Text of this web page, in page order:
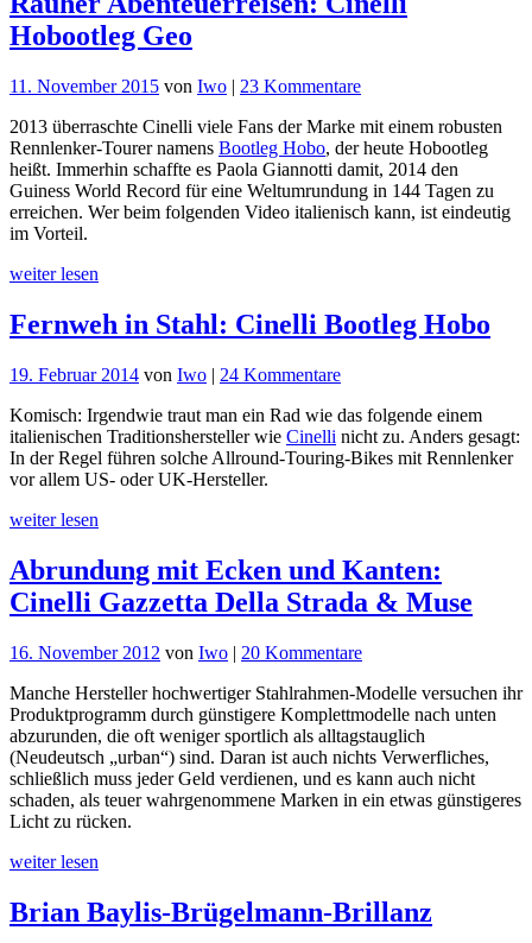
Hobootleg Geo
11. November 2015 von Iwo | 23 Kommentarezu
Abenteuerreisen:
Cinelli
Hobootleg
Geo
2013 überraschte Cinelli viele Fans der Marke mit einem robusten
Rennlenker-Tourer namens Bootleg Hobo, der heute Hobootleg
heißt. Immerhin schaffte es Paola Giannotti damit, 2014 den
Guiness World Record für eine Weltumrundung in 144 Tagen zu
erreichen. Wer beim folgenden Video italienisch kann, ist eindeutig
im Vorteil.
weiter lesen
Fernweh in Stahl: Cinelli Bootleg Hobo
19. Februar 2014 von Iwo | 24 Kommentarezu
in
Stahl:
Cinelli
Komisch: Irgendwie traut man ein Rad wie das folgende einem
italienischen Traditionshersteller wie Cinelli nicht zu. Anders gesagt:
In der Regel führen solche Allround-Touring-Bikes mit Rennlenker
vor allem US- oder UK-Hersteller.
weiter lesen
Abrundung mit Ecken und Kanten:
Cinelli Gazzetta Della Strada & Muse
16. November 2012 von Iwo | 20 Kommentarezu
mit
Ecken
und
Kanten:
Cinelli
Gazzetta
Manche Hersteller hochwertiger Stahlrahmen-Modelle versuchen ihr
Produktprogramm durch günstigere Komplettmodelle nach unten
abzurunden, die oft weniger sportlich als alltagstauglich
(Neudeutsch „urban“) sind. Daran ist auch nichts Verwerfliches,
schließlich muss jeder Geld verdienen, und es kann auch nicht
schaden, als teuer wahrgenommene Marken in ein etwas günstigeres
Licht zu rücken.
weiter lesen
Brian Baylis-Brügelmann-Brillanz